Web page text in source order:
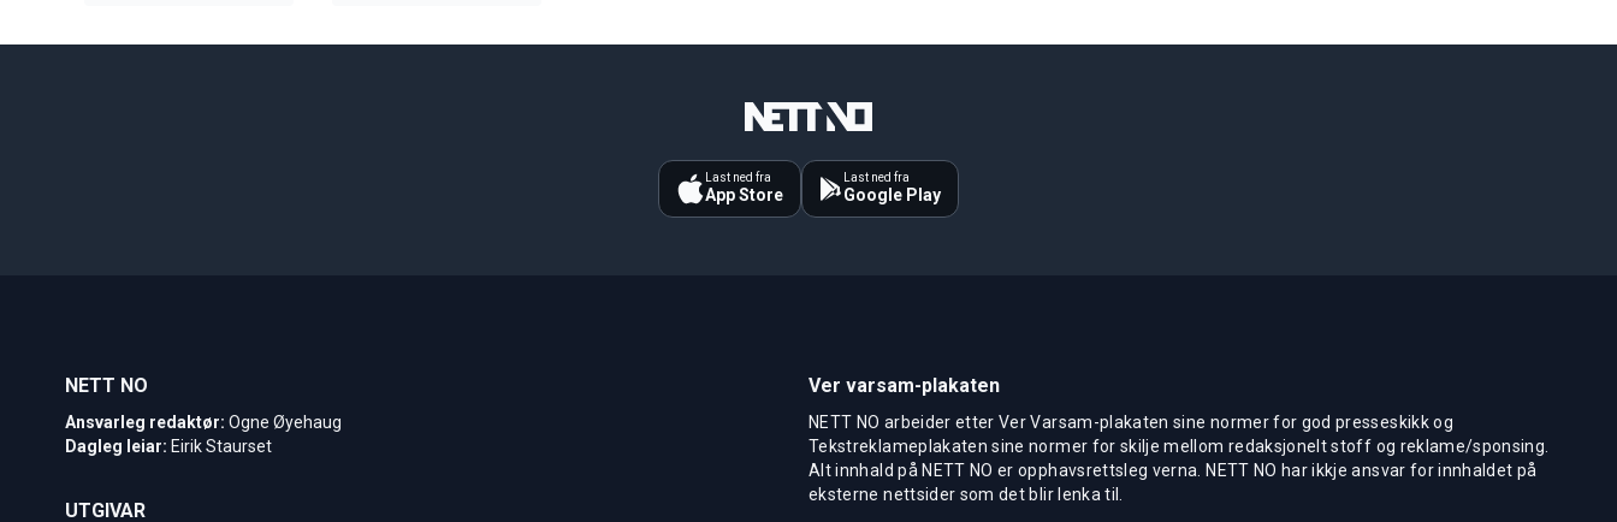
Last ned fra
App Store
Last ned fra
Google Play
NETT NO
Ansvarleg redaktør: Ogne Øyehaug
Dagleg leiar: Eirik Staurset
UTGIVAR
Ver varsam-plakaten
NETT NO arbeider etter Ver Varsam-plakaten sine normer for god presseskikk og
Tekstreklameplakaten sine normer for skilje mellom redaksjonelt stoff og reklame/sponsing.
Alt innhald på NETT NO er opphavsrettsleg verna. NETT NO har ikkje ansvar for innhaldet på
eksterne nettsider som det blir lenka til.